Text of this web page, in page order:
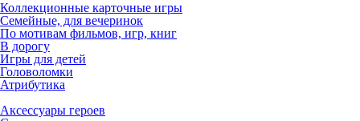
Коллекционные карточные игры
Семейные, для вечеринок
По мотивам фильмов, игр, книг
В дорогу
Игры для детей
Головоломки
Атрибутика
Аксессуары героев